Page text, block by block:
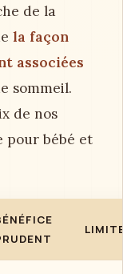
de la
la façon
associées
sommeil.
de nos
pour bébé et